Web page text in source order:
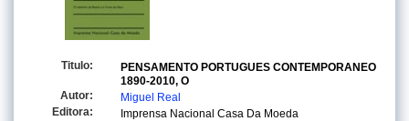
Titulo:
PENSAMENTO PORTUGUES CONTEMPORANEO
1890-2010, O
Autor:
Miguel Real
Editora:
Imprensa Nacional Casa Da Moeda